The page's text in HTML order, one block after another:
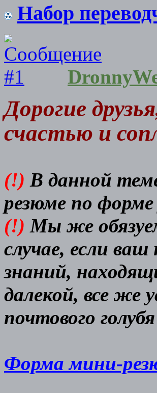
Набор
Дорогие
счастью и
(!) В данной
резюме по
(!) Мы же
случае, если
знаний,
далекой, все же
почтового
Форма мини-